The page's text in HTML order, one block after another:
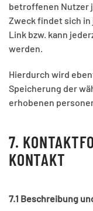
betroffenen Nutzer
Zweck findet sich
Link bzw. kann
werden.
Hierdurch wird
Speicherung der
erhobenen
7.
KONTAKT
7.1 Beschreibung